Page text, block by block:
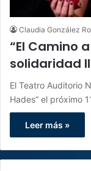
Claudia González
“El Camino
solidaridad
El Teatro Auditorio
Hades” el próximo
Leer más »